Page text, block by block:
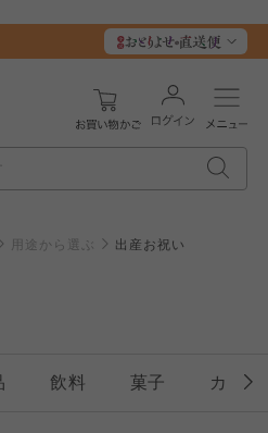
用途から選ぶ 出産お祝い
飲料 菓子 カタ